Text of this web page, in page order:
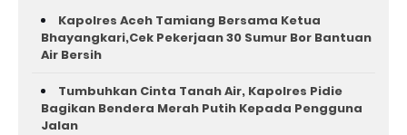
Kapolres Aceh Tamiang Bersama Ketua
Bhayangkari,Cek Pekerjaan 30 Sumur Bor Bantuan
Air Bersih
Tumbuhkan Cinta Tanah Air, Kapolres Pidie
Bagikan Bendera Merah Putih Kepada Pengguna
Jalan ‎